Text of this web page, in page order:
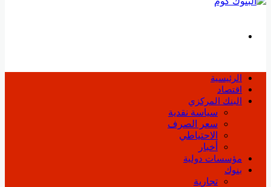
بحث
الرئيسية
اقتصاد
البنك المركزي
سياسة نقدية
سعر الصرف
الاحتياطي
أخبار
مؤسسات دولية
بنوك
تجارية